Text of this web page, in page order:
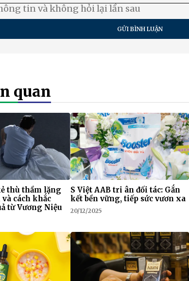
tin và không hỏi lại lần sau
GỬI BÌNH LUẬN
quan
thù thầm lặng
cách khắc
từ Vương Niệu
S Việt AAB tri ân đối tác: Gắn
kết bền vững, tiếp sức vươn xa
20/12/2025